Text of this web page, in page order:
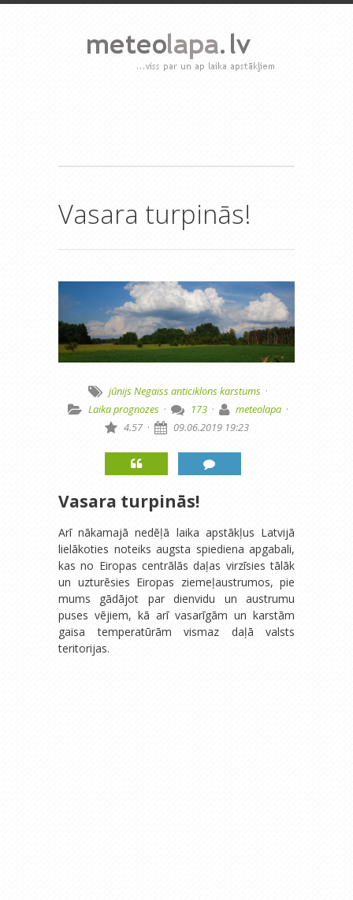
Vasara turpinās!
jūnijs Negaissanticiklons karstums ·
Laika prognozes · 173 · meteolapa ·
4.57 · 09.06.2019 19:23
Vasara turpinās!
Arī nākamajā nedēļā laika apstākļus Latvijā
lielākoties noteiks augsta spiediena apgabali,
kas no Eiropas centrālās daļas virzīsies tālāk
un uzturēsies Eiropas ziemeļaustrumos, pie
mums gādājot par dienvidu un austrumu
puses vējiem, kā arī vasarīgām un karstām
gaisa temperatūrām vismaz daļā valsts
teritorijas.